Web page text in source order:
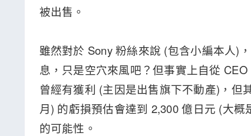
被出售。
雖然對於 Sony 粉絲來說 (包含小編本人)
息，只是空穴來風吧？但事實上自從
曾經有獲利 (主因是出售旗下不動產)，但
月) 的虧損預估會達到 2,300 億日元 (大
的可能性。